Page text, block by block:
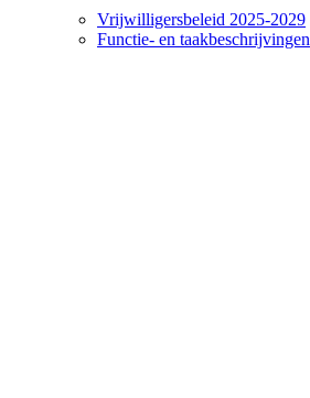
Vrijwilligersbeleid 2025-2029
Functie- en taakbeschrijvingen